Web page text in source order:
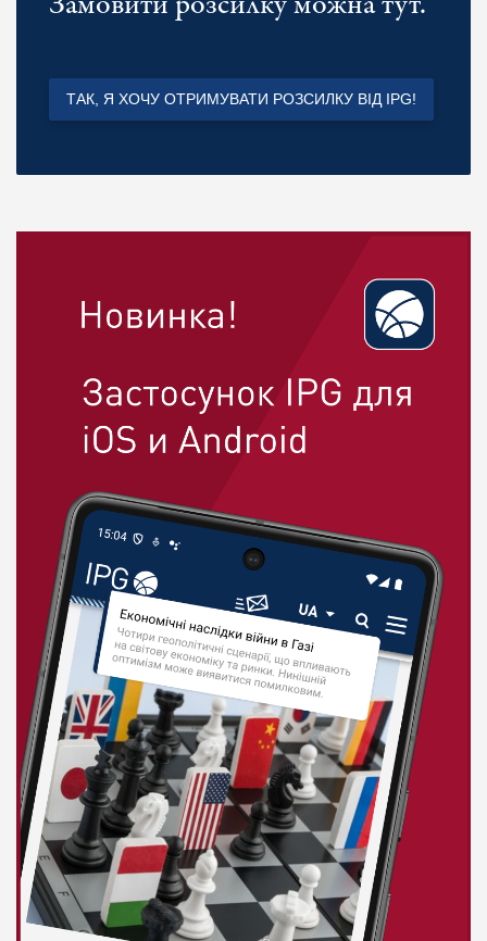
ТАК, Я ХОЧУ ОТРИМУВАТИ РОЗСИЛКУ ВІД IPG!